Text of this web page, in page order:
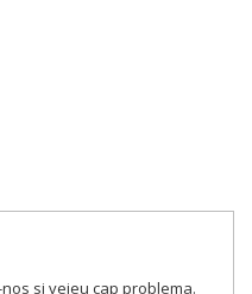
si veieu cap problema.